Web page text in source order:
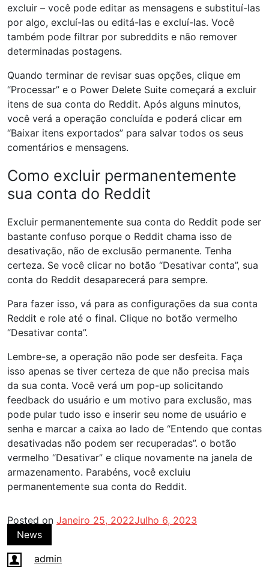
excluir – você pode editar as mensagens e substituí-las
por algo, excluí-las ou editá-las e excluí-las. Você
também pode filtrar por subreddits e não remover
determinadas postagens.
Quando terminar de revisar suas opções, clique em
“Processar” e o Power Delete Suite começará a excluir
itens de sua conta do Reddit. Após alguns minutos,
você verá a operação concluída e poderá clicar em
“Baixar itens exportados” para salvar todos os seus
comentários e mensagens.
Como excluir permanentemente
sua conta do Reddit
Excluir permanentemente sua conta do Reddit pode ser
bastante confuso porque o Reddit chama isso de
desativação, não de exclusão permanente. Tenha
certeza. Se você clicar no botão “Desativar conta”, sua
conta do Reddit desaparecerá para sempre.
Para fazer isso, vá para as configurações da sua conta
Reddit e role até o final. Clique no botão vermelho
“Desativar conta”.
Lembre-se, a operação não pode ser desfeita. Faça
isso apenas se tiver certeza de que não precisa mais
da sua conta. Você verá um pop-up solicitando
feedback do usuário e um motivo para exclusão, mas
pode pular tudo isso e inserir seu nome de usuário e
senha e marcar a caixa ao lado de “Entendo que contas
desativadas não podem ser recuperadas”. o botão
vermelho “Desativar” e clique novamente na janela de
armazenamento. Parabéns, você excluiu
permanentemente sua conta do Reddit.
Posted on Janeiro 25, 2022Julho 6, 2023
News
admin